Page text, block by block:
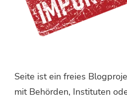
Seite ist ein freies
mit Behörden, Instituten